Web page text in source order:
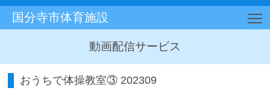
国分寺市体育施設
動画配信サービス
おうちで体操教室③ 202309